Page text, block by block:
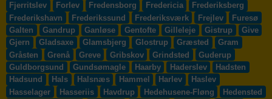
Fjerritslev
Forlev Fredensborg Fredericia
Frederiksberg
Frederikshavn
Frederikssund Frederiksværk Frejlev
Furesø
Galten
Gandrup Ganløse Gentofte Gilleleje Gistrup
Give
Gjern
Gladsaxe Glamsbjerg Glostrup Græsted
Gram
Gråsten
Grenå Greve Gribskov Grindsted
Guderup
Guldborgsund
Gundsømagle Haarby Haderslev
Hadsten
Hadsund
Hals Halsnæs Hammel Harlev
Haslev
Hasselager
Hasseriis Havdrup Hedehusene-Fløng
Hedensted